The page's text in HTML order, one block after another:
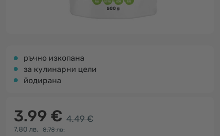
ръчно изкопана
за кулинарни цели
йодирана
3.99 € 4.49 €
7.80 лв.
8.78 лв.